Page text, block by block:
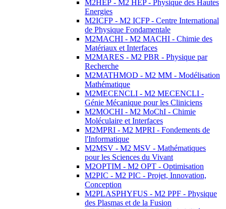
M2HEP - M2 HEP - Physique des Hautes
Energies
M2ICFP - M2 ICFP - Centre International
de Physique Fondamentale
M2MACHI - M2 MACHI - Chimie des
Matériaux et Interfaces
M2MARES - M2 PBR - Physique par
Recherche
M2MATHMOD - M2 MM - Modélisation
Mathématique
M2MECENCLI - M2 MECENCLI -
Génie Mécanique pour les Cliniciens
M2MOCHI - M2 MoChI - Chimie
Moléculaire et Interfaces
M2MPRI - M2 MPRI - Fondements de
l'Informatique
M2MSV - M2 MSV - Mathématiques
pour les Sciences du Vivant
M2OPTIM - M2 OPT - Optimisation
M2PIC - M2 PIC - Projet, Innovation,
Conception
M2PLASPHYFUS - M2 PPF - Physique
des Plasmas et de la Fusion